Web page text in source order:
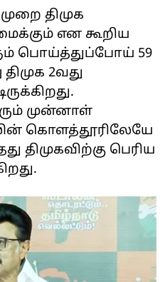
திமுக
என கூறிய
பொய்த்துப்போய் 59
2வது
முன்னாள்
கொளத்தூரிலேயே
திமுகவிற்கு பெரிய